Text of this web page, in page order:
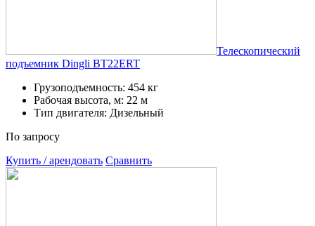
Телескопический
подъемник Dingli BT22ERT
Грузоподъемность: 454 кг
Рабочая высота, м: 22 м
Тип двигателя: Дизельный
По запросу
Купить / арендовать Сравнить